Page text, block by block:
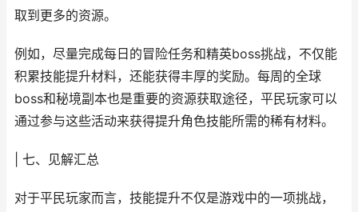
取到更多的资源。
例如，尽量完成每日的冒险任务和精英boss挑战，不仅能
积累技能提升材料，还能获得丰厚的奖励。每周的全球
boss和秘境副本也是重要的资源获取途径，平民玩家可以
通过参与这些活动来获得提升角色技能所需的稀有材料。
| 七、见解汇总
对于平民玩家而言，技能提升不仅是游戏中的一项挑战，